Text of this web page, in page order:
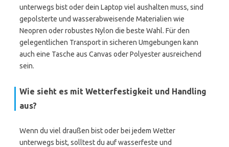
unterwegs bist oder dein Laptop viel aushalten muss, sind
gepolsterte und wasserabweisende Materialien wie
Neopren oder robustes Nylon die beste Wahl. Für den
gelegentlichen Transport in sicheren Umgebungen kann
auch eine Tasche aus Canvas oder Polyester ausreichend
sein.
Wie sieht es mit Wetterfestigkeit und Handling
aus?
Wenn du viel draußen bist oder bei jedem Wetter
unterwegs bist, solltest du auf wasserfeste und